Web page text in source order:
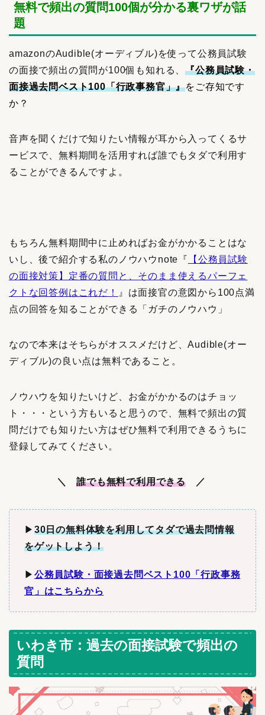
無料で頻出の質問100個が分かる裏ワザが話
題
amazonのAudible(オーディブル)を使って公務員試験
の面接で頻出の質問が100個も知れる、『公務員試験・
面接過去問ベスト100「行政事務官」』をご存知です
か？
音声を聞くだけで知りたい情報が耳から入ってくるサ
ービスで、無料期間を活用すれば誰でもタダで利用す
ることができるんですよ。
もちろん無料期間中に止めればお金がかかることはな
いし、後で紹介する私のノウハウnote『
【公務員試験
の面接対策】定番の質問と、そのまま使えるパーフェ
クトな回答例はこれだ！
』は面接官の意図から100点満
点の回答を知ることができる「ガチのノウハウ」
なので本来はそちらがオススメだけど、Audible(オー
ディブル)の良い点は無料であること。
ノウハウを知りたいけど、お金がかかるのはチョッ
ト・・・という方もいると思うので、無料で頻出の質
問だけでも知りたい方はぜひ無料で利用できるうちに
登録してみてください。
＼誰でも無料で利用できる ／
▶︎ 30日の無料体験を利用してタダで過去問情報
をゲットしよう！
▶︎ 公務員試験・面接過去問ベスト100「行政事務
官」はこちらから
いわき市：過去の面接試験で頻出の
質問